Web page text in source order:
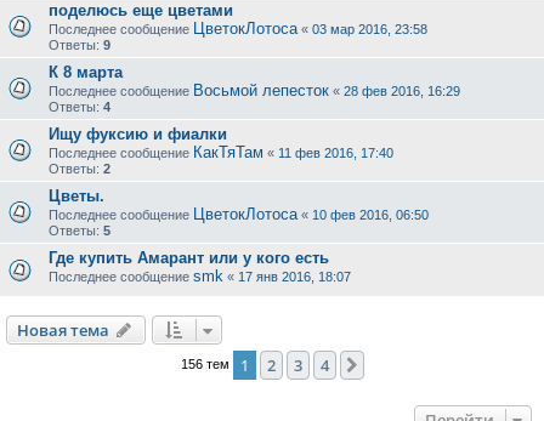
поделюсь еще цветами
Последнее сообщение ЦветокЛотоса « 03 мар 2016, 23:58
Ответы: 9
К 8 марта
Последнее сообщение Восьмой лепесток « 28 фев 2016, 16:29
Ответы: 4
Ищу фуксию и фиалки
Последнее сообщение КакТяТам « 11 фев 2016, 17:40
Ответы: 2
Цветы.
Последнее сообщение ЦветокЛотоса « 10 фев 2016, 06:50
Ответы: 5
Где купить Амарант или у кого есть
Последнее сообщение smk « 17 янв 2016, 18:07
Новая тема
156 тем 1 2 3 4